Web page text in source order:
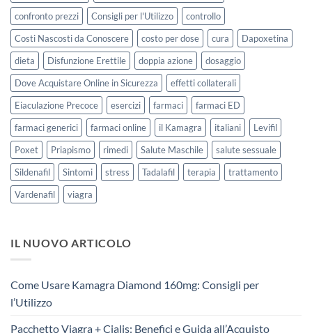
confronto prezzi
Consigli per l'Utilizzo
controllo
Costi Nascosti da Conoscere
costo per dose cura
Dapoxetina
dieta
Disfunzione Erettile doppia azione
dosaggio
Dove Acquistare Online in Sicurezza
effetti collaterali
Eiaculazione Precoce
esercizi farmaci
farmaci ED
farmaci generici
farmaci online il Kamagra italiani
Levifil
Poxet
Priapismo rimedi Salute Maschile
salute sessuale
Sildenafil
Sintomi stress Tadalafil terapia
trattamento
Vardenafil
viagra
IL NUOVO ARTICOLO
Come Usare Kamagra Diamond 160mg: Consigli per
l’Utilizzo
Pacchetto Viagra + Cialis: Benefici e Guida all’Acquisto